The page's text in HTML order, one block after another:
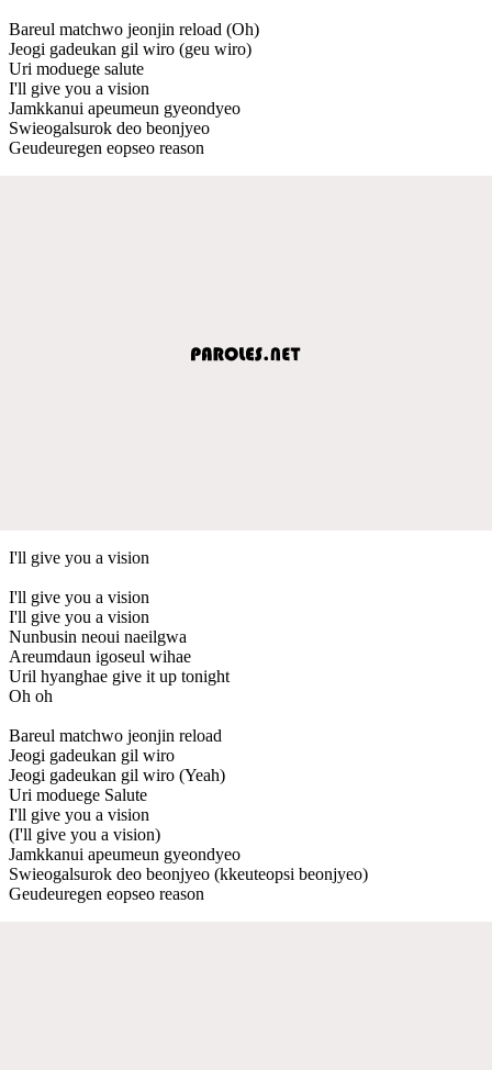
Bareul matchwo jeonjin reload (Oh)
Jeogi gadeukan gil wiro (geu wiro)
Uri moduege salute
I'll give you a vision
Jamkkanui apeumeun gyeondyeo
Swieogalsurok deo beonjyeo
Geudeuregen eopseo reason
I'll give you a vision
I'll give you a vision
I'll give you a vision
Nunbusin neoui naeilgwa
Areumdaun igoseul wihae
Uril hyanghae give it up tonight
Oh oh
Bareul matchwo jeonjin reload
Jeogi gadeukan gil wiro
Jeogi gadeukan gil wiro (Yeah)
Uri moduege Salute
I'll give you a vision
(I'll give you a vision)
Jamkkanui apeumeun gyeondyeo
Swieogalsurok deo beonjyeo (kkeuteopsi beonjyeo)
Geudeuregen eopseo reason